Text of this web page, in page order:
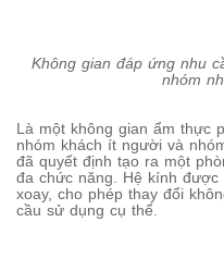
Không gian đáp ứng nhu
nhóm
Là một không gian ẩm thực
nhóm khách ít người và
đã quyết định tạo ra một
đa chức năng. Hệ kính
xoay, cho phép thay đổi
cầu sử dụng cụ thể.